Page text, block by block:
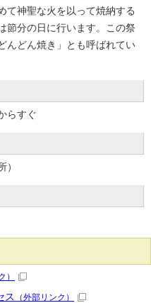
て神聖な火を以って焼納する
分の日に行います。この祭
んどん焼き」とも呼ばれてい
らすぐ
）
）
ス （外部リンク）